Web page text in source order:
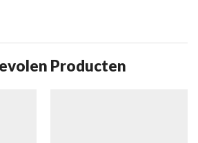
Producten